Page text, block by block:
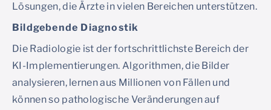
Lösungen, die Ärzte in vielen Bereichen unterstützen.
Bildgebende Diagnostik
Die Radiologie ist der fortschrittlichste Bereich der
KI-Implementierungen. Algorithmen, die Bilder
analysieren, lernen aus Millionen von Fällen und
können so pathologische Veränderungen auf